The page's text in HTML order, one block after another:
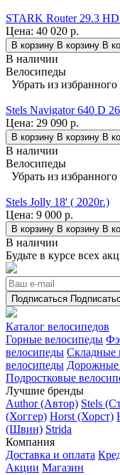
STARK Router 29.3
Цена: 40 020 р.
В корзину В корзину В
В наличии
Велосипеды
Убрать из избранного
Stels Navigator 640 D
Цена: 29 090 р.
В корзину В корзину В
В наличии
Велосипеды
Убрать из избранного
Stels Jolly 18' ( 2020г.)
Цена: 9 000 р.
В корзину В корзину В
В наличии
Будьте в курсе всех
Подписаться
Каталог велосипедов
Горные велосипеды
велосипеды Складные
велосипеды Дорожные
Подростковые
Лучшие бренды
Author (Автор) Stels
(Хоггер) Horst (Хорст)
(Швин) Strida
Компания
Доставка и оплата
Акции Магазин